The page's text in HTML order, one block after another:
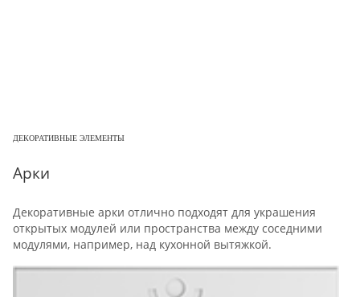
ДЕКОРАТИВНЫЕ ЭЛЕМЕНТЫ
Арки
Декоративные арки отлично подходят для украшения
открытых модулей или пространства между соседними
модулями, например, над кухонной вытяжкой.